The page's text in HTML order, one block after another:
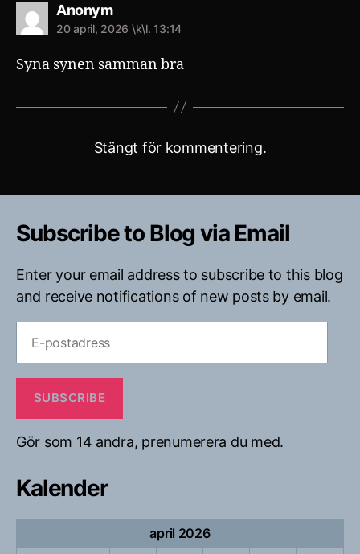
Anonymsäger:
20 april, 2026 \k\l. 13:14
Syna synen samman bra
Stängt för kommentering.
Subscribe to Blog via Email
Enter your email address to subscribe to this blog
and receive notifications of new posts by email.
postadress
SUBSCRIBE
Gör som 14 andra, prenumerera du med.
Kalender
april 2026